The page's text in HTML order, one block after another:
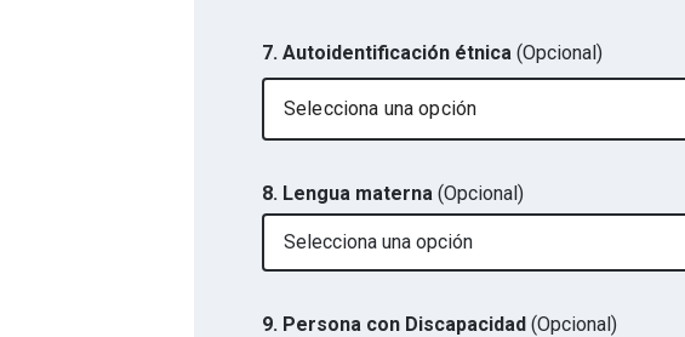
7. Autoidentificación étnica (Opcional)
Selecciona una opción
8. Lengua materna (Opcional)
Selecciona una opción
9. Persona con Discapacidad (Opcional)